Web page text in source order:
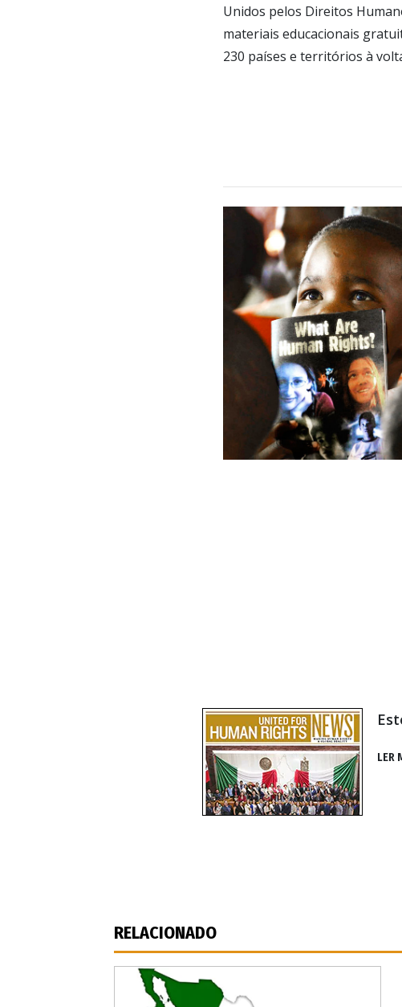
Unidos pelos Direitos
materiais educacionais
230 países e territórios à
LER
RELACIONADO